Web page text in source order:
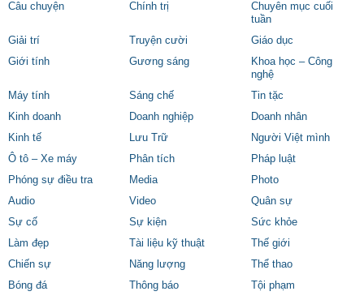
Câu chuyện
Chính trị
Chuyên mục cuối
tuần
Giải trí
Truyện cười
Giáo dục
Giới tính
Gương sáng
Khoa học – Công
nghệ
Máy tính
Sáng chế
Tin tặc
Kinh doanh
Doanh nghiệp
Doanh nhân
Kinh tế
Lưu Trữ
Người Việt mình
Ô tô – Xe máy
Phân tích
Pháp luật
Phóng sự điều tra
Media
Photo
Audio
Video
Quân sự
Sự cố
Sự kiện
Sức khỏe
Làm đẹp
Tài liệu kỹ thuật
Thế giới
Chiến sự
Năng lượng
Thể thao
Bóng đá
Thông báo
Tội phạm